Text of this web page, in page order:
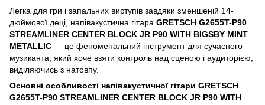
Легка для гри і запальних виступів завдяки зменшеній 14-
дюймової деці, напівакустична гітара GRETSCH G2655T-P90
STREAMLINER CENTER BLOCK JR P90 WITH BIGSBY MINT
METALLIC — це феноменальний інструмент для сучасного
музиканта, який хоче взяти контроль над сценою і аудиторією,
виділяючись з натовпу.
Основні особливості напівакустичної гітари GRETSCH
G2655T-P90 STREAMLINER CENTER BLOCK JR P90 WITH